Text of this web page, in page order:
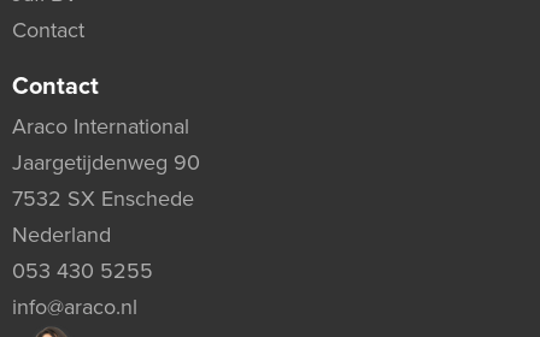
Contact
Contact
Araco International
Jaargetijdenweg 90
7532 SX Enschede
Nederland
053 430 5255
info@araco.nl